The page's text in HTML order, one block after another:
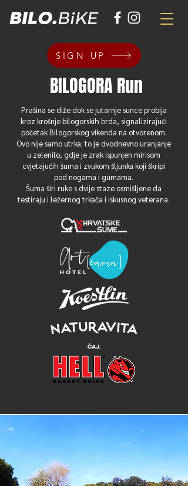
SIGN UP
BILOGORA Run
Prašina se diže dok se jutarnje sunce probija
kroz krošnje bilogorskih brda, signalizirajući
početak Bilogorskog vikenda na otvorenom.
Ovo nije samo utrka; to je dvodnevno uranjanje
u zelenilo, gdje je zrak ispunjen mirisom
cvjetajućih šuma i zvukom šljunka koji škripi
pod nogama i gumama.
Šuma širi ruke s dvije staze osmišljene da
testiraju i ležernog trkača i iskusnog veterana.